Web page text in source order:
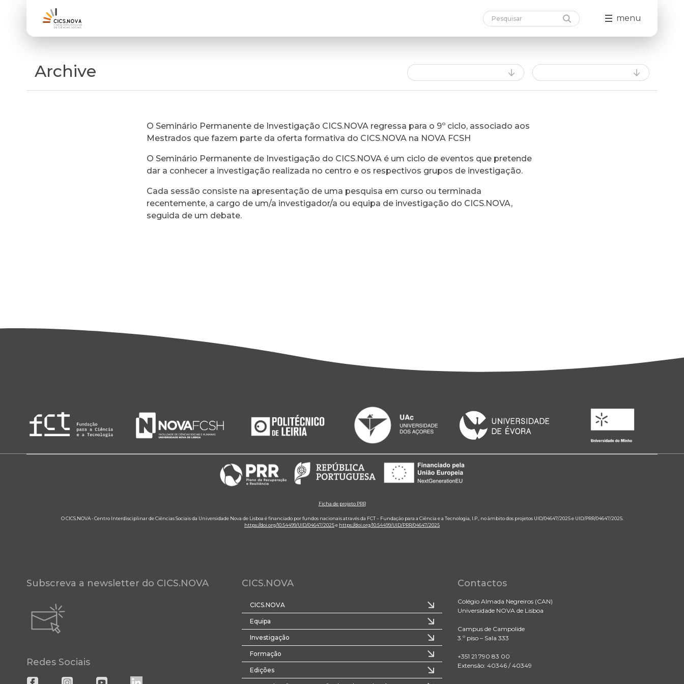
menu
Archive
O Seminário Permanente de Investigação CICS.NOVA regressa para o 9º ciclo, associado aos
Mestrados que fazem parte da oferta formativa do CICS.NOVA na NOVA FCSH
O Seminário Permanente de Investigação do CICS.NOVA é um ciclo de eventos que pretende
dar a conhecer a investigação realizada no centro e os respectivos grupos de investigação.
Cada sessão consiste na apresentação de uma pesquisa em curso ou terminada
recentemente, a cargo de um/a investigador/a ou equipa de investigação do CICS.NOVA,
seguida de um debate.
Ficha de projeto PRR
O CICS.NOVA - Centro Interdisciplinar de Ciências Sociais da Universidade Nova de Lisboa é financiado por fundos nacionais através da FCT – Fundação para a Ciência e a Tecnologia, I.P., no âmbito dos projetos UID/04647/2025 e UID/PRR/04647/2025.
https://doi.org/10.54499/UID/04647/2025e https://doi.org/10.54499/UID/PRR/04647/2025
Subscreva a newsletter do CICS.NOVA
Redes Sociais
CICS.NOVA
CICS.NOVA
Equipa
Investigação
Formação
Edições
Contactos
Colégio Almada Negreiros (CAN)
Universidade NOVA de Lisboa
Campus de Campolide
3.º piso – Sala 333
+351 21 790 83 00
Extensão: 40346 / 40349